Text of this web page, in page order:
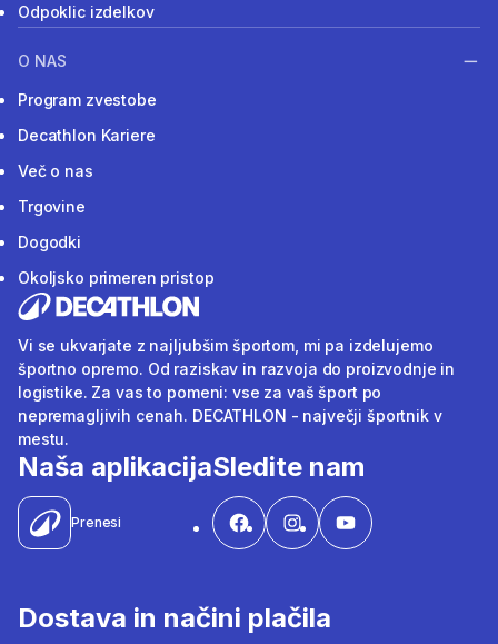
Odpoklic izdelkov
O NAS
Program zvestobe
Decathlon Kariere
Več o nas
Trgovine
Dogodki
Okoljsko primeren pristop
Vi se ukvarjate z najljubšim športom, mi pa izdelujemo
športno opremo. Od raziskav in razvoja do proizvodnje in
logistike. Za vas to pomeni: vse za vaš šport po
nepremagljivih cenah. DECATHLON - največji športnik v
mestu.
Naša aplikacija
Prenesi
Sledite nam
Dostava in načini plačila